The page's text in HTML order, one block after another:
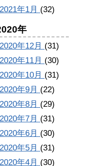
2021年1月 (32)
年
2020年12月 (31)
2020年11月 (30)
2020年10月 (31)
2020年9月 (22)
2020年8月 (29)
2020年7月 (31)
2020年6月 (30)
2020年5月 (31)
2020年4月 (30)